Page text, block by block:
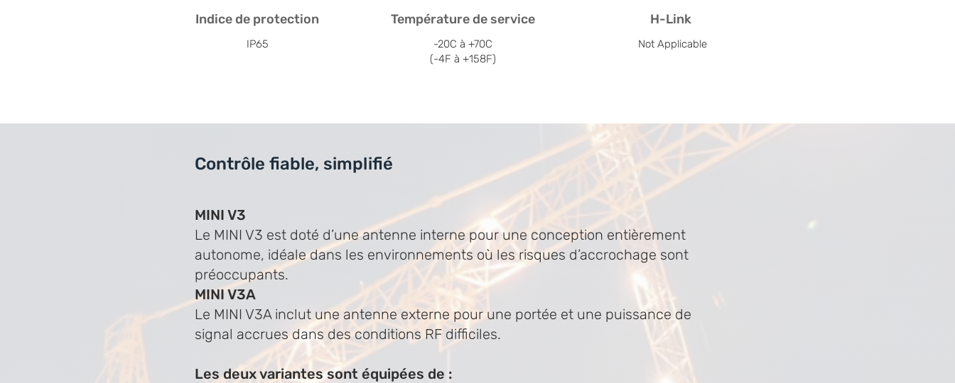
Indice de protection
IP65
Température de service
-20C à +70C
(-4F à +158F)
H-Link
Not Applicable
Contrôle fiable, simplifié
MINI V3
Le MINI V3 est doté d’une antenne interne pour une conception entièrement
autonome, idéale dans les environnements où les risques d’accrochage sont
préoccupants.
MINI V3A
Le MINI V3A inclut une antenne externe pour une portée et une puissance de
signal accrues dans des conditions RF difficiles.
Les deux variantes sont équipées de :